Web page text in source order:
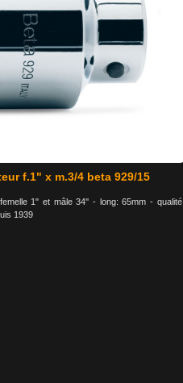
f.1" x m.3/4 beta 929/15
1" et mâle 34'' - long: 65mm - qualité
1939